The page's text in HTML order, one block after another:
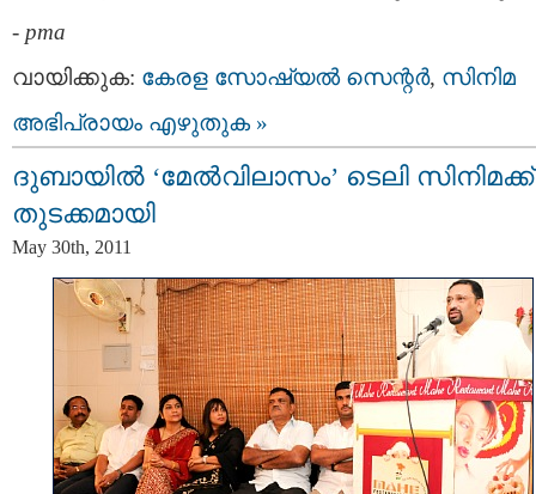
- pma
വായിക്കുക: കേരള സോഷ്യല്‍ സെന്റര്‍, സിനിമ
അഭിപ്രായം എഴുതുക »
ദുബായില്‍ ‘മേല്‍വിലാസം’ ടെലി സിനിമക്ക്
തുടക്കമായി
May 30th, 2011